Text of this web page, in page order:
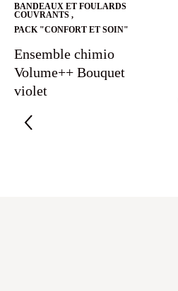
BANDEAUX ET FOULARDS
COUVRANTS ,
PACK "CONFORT ET SOIN"
Ensemble chimio
Volume++ Bouquet
violet